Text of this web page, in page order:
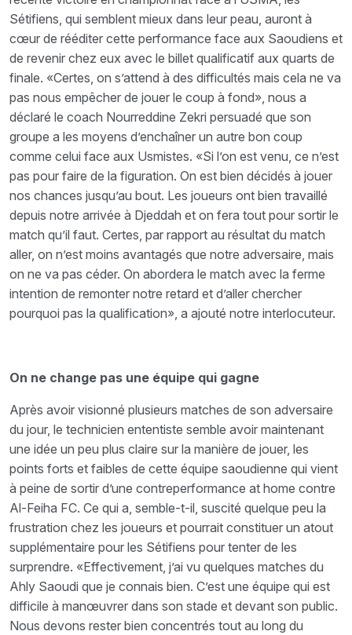
Sétifiens, qui semblent mieux dans leur peau, auront à
cœur de rééditer cette performance face aux Saoudiens et
de revenir chez eux avec le billet qualificatif aux quarts de
finale. «Certes, on s’attend à des difficultés mais cela ne va
pas nous empêcher de jouer le coup à fond», nous a
déclaré le coach Nourreddine Zekri persuadé que son
groupe a les moyens d’enchaîner un autre bon coup
comme celui face aux Usmistes. «Si l’on est venu, ce n’est
pas pour faire de la figuration. On est bien décidés à jouer
nos chances jusqu’au bout. Les joueurs ont bien travaillé
depuis notre arrivée à Djeddah et on fera tout pour sortir le
match qu’il faut. Certes, par rapport au résultat du match
aller, on n’est moins avantagés que notre adversaire, mais
on ne va pas céder. On abordera le match avec la ferme
intention de remonter notre retard et d’aller chercher
pourquoi pas la qualification», a ajouté notre interlocuteur.
On ne change pas une équipe qui gagne
Après avoir visionné plusieurs matches de son adversaire
du jour, le technicien ententiste semble avoir maintenant
une idée un peu plus claire sur la manière de jouer, les
points forts et faibles de cette équipe saoudienne qui vient
à peine de sortir d’une contreperformance at home contre
Al-Feiha FC. Ce qui a, semble-t-il, suscité quelque peu la
frustration chez les joueurs et pourrait constituer un atout
supplémentaire pour les Sétifiens pour tenter de les
surprendre. «Effectivement, j’ai vu quelques matches du
Ahly Saoudi que je connais bien. C’est une équipe qui est
difficile à manœuvrer dans son stade et devant son public.
Nous devons rester bien concentrés tout au long du